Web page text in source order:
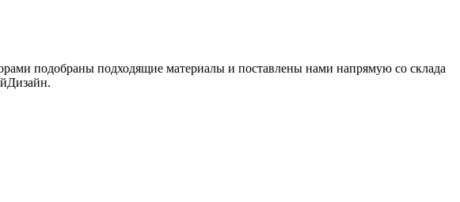
подобраны подходящие материалы и поставлены нами напрямую со склада